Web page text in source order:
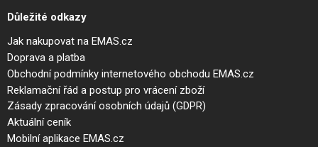
Důležité odkazy
Jak nakupovat na EMAS.cz
Doprava a platba
Obchodní podmínky internetového obchodu EMAS.cz
Reklamační řád a postup pro vrácení zboží
Zásady zpracování osobních údajů (GDPR)
Aktuální ceník
Mobilní aplikace EMAS.cz